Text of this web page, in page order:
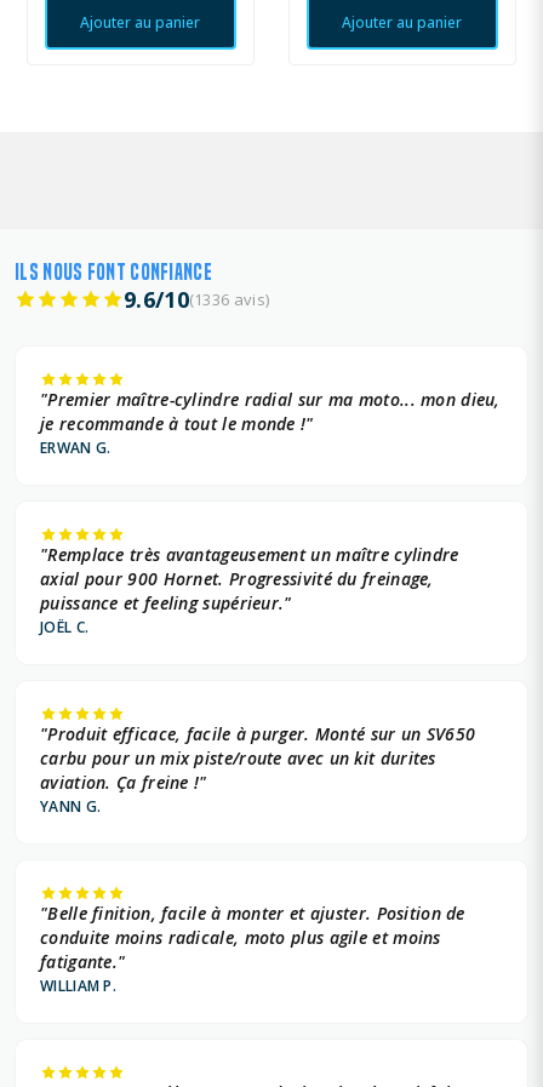
Ajouter au panier Ajouter au panier
ILS NOUS FONT CONFIANCE
9.6/10(1336 avis)
"Premier maître-cylindre radial sur ma moto... mon dieu,
je recommande à tout le monde !"
ERWAN G.
"Remplace très avantageusement un maître cylindre
axial pour 900 Hornet. Progressivité du freinage,
puissance et feeling supérieur."
JOËL C.
"Produit efficace, facile à purger. Monté sur un SV650
carbu pour un mix piste/route avec un kit durites
aviation. Ça freine !"
YANN G.
"Belle finition, facile à monter et ajuster. Position de
conduite moins radicale, moto plus agile et moins
fatigante."
WILLIAM P.